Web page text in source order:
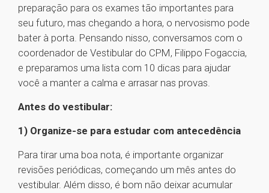
preparação para os exames tão importantes para
seu futuro, mas chegando a hora, o nervosismo pode
bater à porta. Pensando nisso, conversamos com o
coordenador de Vestibular do CPM, Filippo Fogaccia,
e preparamos uma lista com 10 dicas para ajudar
você a manter a calma e arrasar nas provas.
Antes do vestibular:
1) Organize-se para estudar com antecedência
Para tirar uma boa nota, é importante organizar
revisões periódicas, começando um mês antes do
vestibular. Além disso, é bom não deixar acumular